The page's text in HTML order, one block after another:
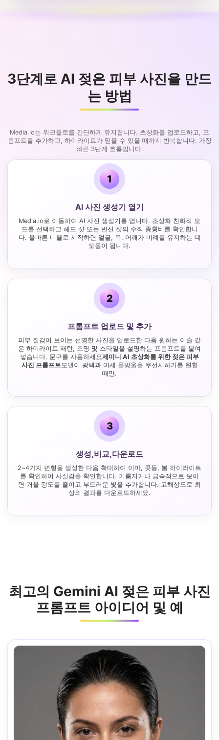
3단계로 AI 젖은 피부 사진을 만드
는 방법
Media.io는 워크플로를 간단하게 유지합니다. 초상화를 업로드하고, 프
롬프트를 추가하고, 하이라이트가 믿을 수 있을 때까지 반복합니다. 가장
빠른 3단계 흐름입니다.
1
AI 사진 생성기 열기
Media.io로 이동하여 AI 사진 생성기를 엽니다. 초상화 친화적 모
드를 선택하고 헤드 샷 또는 반신 샷의 수직 종횡비를 확인합니
다. 올바른 비율로 시작하면 얼굴, 목, 어깨가 비례를 유지하는 데
도움이 됩니다.
2
프롬프트 업로드 및 추가
피부 질감이 보이는 선명한 사진을 업로드한 다음 원하는 이슬 같
은 하이라이트 패턴, 조명 및 스타일을 설명하는 프롬프트를 붙여
넣습니다. 문구를 사용하세요제미니 AI 초상화를 위한 젖은 피부
사진 프롬프트 모델이 광택과 미세 물방울을 우선시하기를 원할
때만.
3
생성,비교,다운로드
2~4가지 변형을 생성한 다음 확대하여 이마, 콧등, 볼 하이라이트
를 확인하여 사실감을 확인합니다. 기름지거나 금속적으로 보이
면 거울 강도를 줄이고 부드러운 빛을 추가합니다. 고해상도로 최
상의 결과를 다운로드하세요.
최고의 Gemini AI 젖은 피부 사진
프롬프트 아이디어 및 예